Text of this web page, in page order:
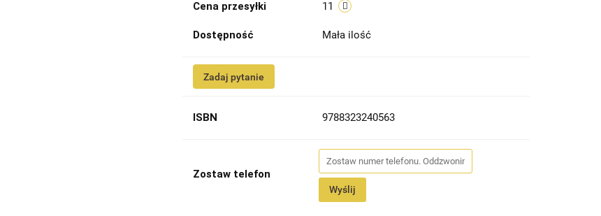
Cena przesyłki 11
Dostępność Mała ilość
Zadaj pytanie
ISBN 9788323240563
Zostaw telefon
Wyślij